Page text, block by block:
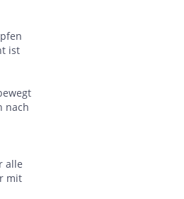
ist
nach
alle
mit